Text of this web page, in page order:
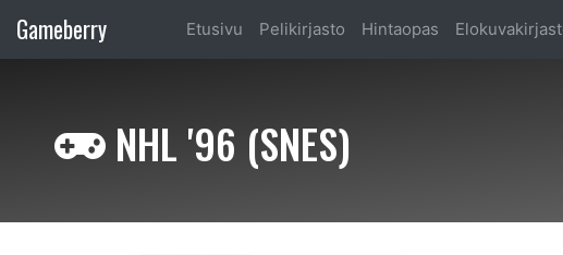
Gameberry Etusivu Pelikirjasto Hintaopas
NHL '96 (SNES)